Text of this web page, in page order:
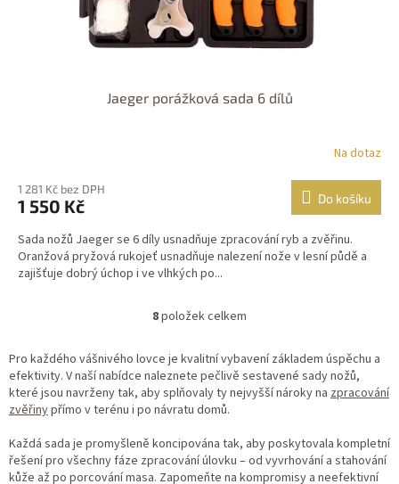
Jaeger porážková sada 6 dílů
Na dotaz
1 281 Kč bez DPH
1 550 Kč Do košíku
Sada nožů Jaeger se 6 díly usnadňuje zpracování ryb a zvěřinu.
Oranžová pryžová rukojeť usnadňuje nalezení nože v lesní půdě a
zajišťuje dobrý úchop i ve vlhkých po...
O
l
á
d
a
í
p
r
8položek celkem
Pro každého vášnivého lovce je kvalitní vybavení základem úspěchu a
efektivity. V naší nabídce naleznete pečlivě sestavené sady nožů,
které jsou navrženy tak, aby splňovaly ty nejvyšší nároky na zpracování
zvěřinypřímo v terénu i po návratu domů.
Každá sada je promyšleně koncipována tak, aby poskytovala kompletní
řešení pro všechny fáze zpracování úlovku – od vyvrhování a stahování
kůže až po porcování masa. Zapomeňte na kompromisy a neefektivní